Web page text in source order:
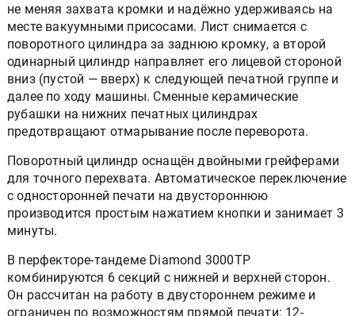
не меняя захвата кромки и надёжно удерживаясь на
месте вакуумными присосами. Лист снимается с
поворотного цилиндра за заднюю кромку, а второй
одинарный цилиндр направляет его лицевой стороной
вниз (пустой — вверх) к следующей печатной группе и
далее по ходу машины. Сменные керамические
рубашки на нижних печатных цилиндрах
предотвращают отмарывание после переворота.
Поворотный цилиндр оснащён двойными грейферами
для точного перехвата. Автоматическое переключение
с односторонней печати на двустороннюю
производится простым нажатием кнопки и занимает 3
минуты.
В перфекторе-тандеме Diamond 3000TP
комбинируются 6 секций с нижней и верхней сторон.
Он рассчитан на работу в двустороннем режиме и
ограничен по возможностям прямой печати: 12-